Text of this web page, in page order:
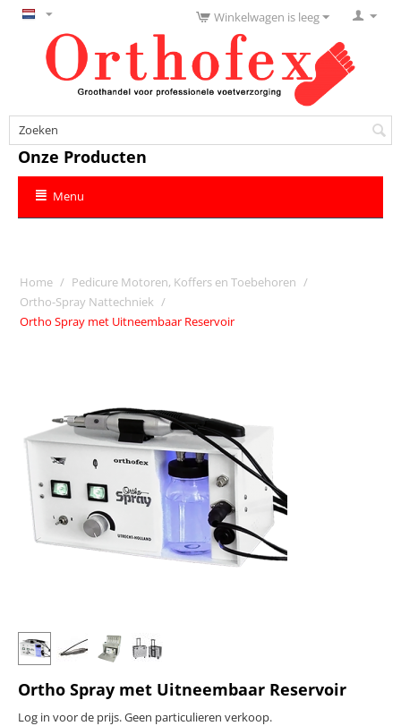
Winkelwagen is leeg
Onze Producten
Menu
Home / Pedicure Motoren, Koffers en Toebehoren /
Ortho-Spray Nattechniek /
Ortho Spray met Uitneembaar Reservoir
Ortho Spray met Uitneembaar Reservoir
Log in voor de prijs. Geen particulieren verkoop.